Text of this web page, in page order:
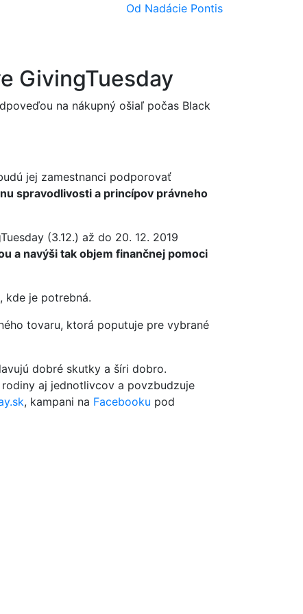
Od Nadácie Pontis
GivingTuesday
na nákupný ošiaľ počas Black
jej zamestnanci podporovať
spravodlivosti a princípov právneho
(3.12.) až do 20. 12. 2019
a navýši tak objem finančnej pomoci
kde je potrebná.
tovaru, ktorá poputuje pre vybrané
dobré skutky a šíri dobro.
aj jednotlivcov a povzbudzuje
, kampani na Facebooku pod